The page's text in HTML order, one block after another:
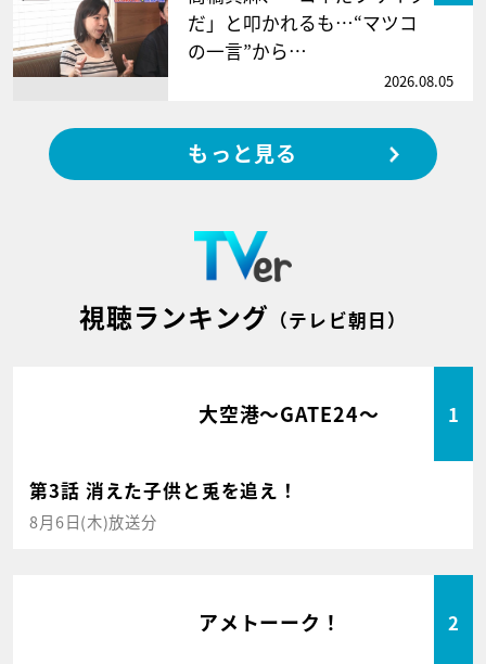
だ」と叩かれるも…“マツコ
の一言”から…
2026.08.05
もっと見る
視聴ランキング （テレビ朝日）
大空港～GATE24～ 1
第3話 消えた子供と兎を追え！
8月6日(木)放送分
アメトーーク！ 2